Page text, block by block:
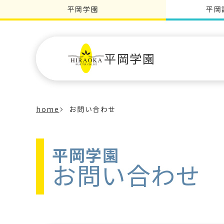
平岡学園
平岡学園 平岡
home お問い合わせ
平岡学園
お問い合わせ